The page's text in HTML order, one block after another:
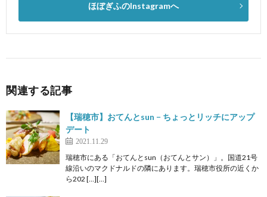
ほぼぎふのInstagramへ
関連する記事
【瑞穂市】おてんとsun − ちょっとリッチにアップ
デート
2021.11.29
瑞穂市にある「おてんとsun（おてんとサン）」。国道21号
線沿いのマクドナルドの隣にあります。瑞穂市役所の近くか
ら202 […][…]